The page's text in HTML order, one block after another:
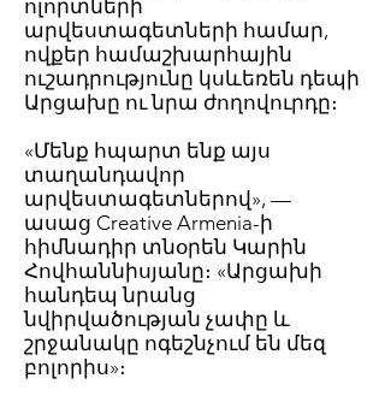
ոլորտների
արվեստագետների համար,
ովքեր համաշխարհային
ուշադրությունը կսևեռեն դեպի
Արցախը ու նրա ժողովուրդը։
«Մենք հպարտ ենք այս
տաղանդավոր
արվեստագետներով», —
ասաց Creative Armenia-ի
հիմնադիր տնօրեն Կարին
Հովհաննիսյանը։ «Արցախի
հանդեպ նրանց
նվիրվածության չափը և
շրջանակը ոգեշնչում են մեզ
բոլորիս»։